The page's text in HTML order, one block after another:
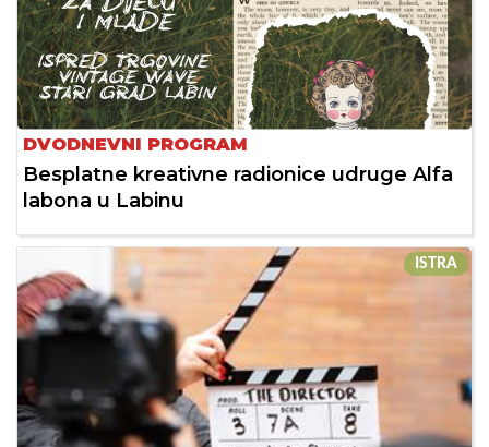
DVODNEVNI PROGRAM
Besplatne kreativne radionice udruge Alfa
labona u Labinu
ISTRA